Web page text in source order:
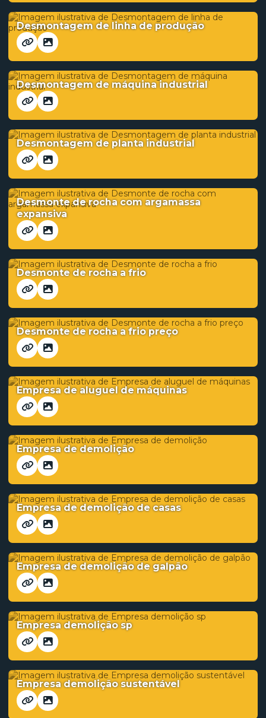
Desmontagem de linha de produção
Desmontagem de máquina industrial
Desmontagem de planta industrial
Desmonte de rocha com argamassa
expansiva
Desmonte de rocha a frio
Desmonte de rocha a frio preço
Empresa de aluguel de máquinas
Empresa de demolição
Empresa de demolição de casas
Empresa de demolição de galpão
Empresa demolição sp
Empresa demolição sustentável